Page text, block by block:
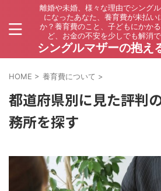
離婚や未婚、様々な理由でシング
になったあなた、養育費が未払い
か？養育費のこと、子どもにかか
ど、お金の不安を少しでも解消
シングルマザーの抱え
HOME > 養育費について >
都道府県別に見た評判
務所を探す